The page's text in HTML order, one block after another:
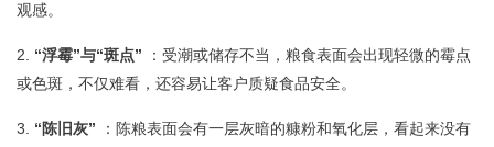
观感。
2. “浮霉”与“斑点” ：受潮或储存不当，粮食表面会出现轻微的霉点
或色斑，不仅难看，还容易让客户质疑食品安全。
3. “陈旧灰” ：陈粮表面会有一层灰暗的糠粉和氧化层，看起来没有